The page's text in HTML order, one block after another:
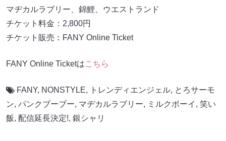
マヂカルラブリー、錦鯉、ウエストランド
チケット料金：2,800円
チケット販売：FANY Online Ticket
FANY Online Ticketはこちら
FANY, NONSTYLE, トレンディエンジェル, とろサーモ
ン, パンクブーブー, マヂカルラブリー, ミルクボーイ , 笑い
飯, 配信延長決定!, 銀シャリ